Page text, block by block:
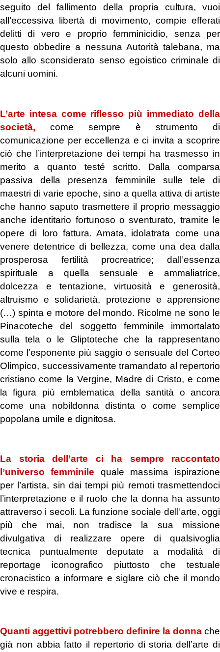
seguito del fallimento della propria cultura, vuoi
all’eccessiva libertà di movimento, compie efferati
delitti di vero e proprio femminicidio, senza per
questo obbedire a nessuna Autorità talebana, ma
solo allo sconsiderato senso egoistico criminale di
alcuni uomini.
L’arte intesa come riflesso più immediato della
società, come sempre è strumento di
comunicazione per eccellenza e ci invita a scoprire
ciò che l’interpretazione dei tempi ha trasmesso in
merito a quanto testé scritto. Dalla comparsa
passiva della presenza femminile sulle tele di
maestri di varie epoche, sino a quella attiva di artiste
che hanno saputo trasmettere il proprio messaggio
anche identitario fortunoso o sventurato, tramite le
opere di loro fattura. Amata, idolatrata come una
venere detentrice di bellezza, come una dea dalla
prosperosa fertilità procreatrice; dall’essenza
spirituale a quella sensuale e ammaliatrice,
dolcezza e tentazione, virtuosità e generosità,
altruismo e solidarietà, protezione e apprensione
(…) spinta e motore del mondo. Ricolme ne sono le
Pinacoteche del soggetto femminile immortalato
sulla tela o le Gliptoteche che la rappresentano
come l’esponente più saggio o sensuale del Corteo
Olimpico, successivamente tramandato al repertorio
cristiano come la Vergine, Madre di Cristo, e come
la figura più emblematica della santità o ancora
come una nobildonna distinta o come semplice
popolana umile e dignitosa.
La storia dell’arte ci ha sempre raccontato
l’universo femminile
quale massima ispirazione
per l’artista, sin dai tempi più remoti trasmettendoci
l’interpretazione e il ruolo che la donna ha assunto
attraverso i secoli. La funzione sociale dell’arte, oggi
più che mai, non tradisce la sua missione
divulgativa di realizzare opere di qualsivoglia
tecnica puntualmente deputate a modalità di
reportage iconografico piuttosto che testuale
cronacistico a informare e siglare ciò che il mondo
vive e respira.
Quanti aggettivi potrebbero definire la donna che
già non abbia fatto il repertorio di storia dell’arte di